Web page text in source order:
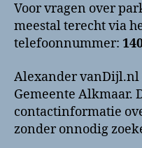
Voor vragen over
meestal terecht via
telefoonnummer:
Alexander vanDijl.nl
Gemeente Alkmaar.
contactinformatie
zonder onnodig